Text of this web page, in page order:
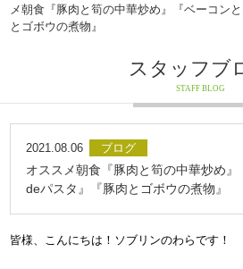
メ朝食『​豚肉と筍の中華炒め』『ベーコン
とゴボウの煮物』
スタッフブ
STAFF BLOG
2021.08.06 ブログ
オススメ朝食『​豚肉と筍の中華炒め
deパスタ』『豚肉とゴボウの煮物』
皆様、こんにちは！ソブリンのわらです！